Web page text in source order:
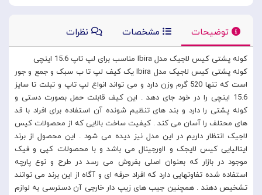
توضیحات مشخصات نظرات
کوله پشتی کیس لاجیک مدل Ibira مناسب برای لپ تاپ 15.6 اینچی
کوله پشتی کیس لاجیک مدل Ibira یک کیف لپ تا ب سبک و جمع و جور
است که تنها 520 گرم وزن دارد و می تواند انواع لپ تاپ و تبلت تا سایز
15.6 اینچی را در خود جای دهد . این کیف قابلت حمل بصورت دستی و
کوله پشتی را دارد و بند های تنظیم شونده آن استفاده برای افراد با قد
های محتلف را آسان می کند . کیفیت ساخت بالایی که از محصولات کیس
لاجیک انتظار داریم در این مدل نیز دیده می شود . این محصول از برند
ایتالیایی کیس لایجک و ااورجینال می باشد و با محصولات کپی و فیک
موجود در بازار که بعنوان اصلی بفروش می رسد در طرح و نوع پارچه
استفاده شده تفاوتهایی دارد که افراد حرفه ای و آگاه از این برند می توانند
تشخیص دهند . همچنین جیب های زیپ دار خارجی آن دسترسی به لوازم